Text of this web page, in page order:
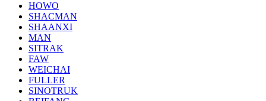
HOWO
SHACMAN
SHAANXI
MAN
SITRAK
FAW
WEICHAI
FULLER
SINOTRUK